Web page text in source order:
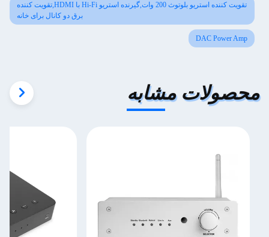
تقویت کننده استریو بلوتوث 200 وات,گیرنده استریو Hi-Fi با HDMI,تقویت کننده
برق دو کانال برای خانه
DAC Power Amp
محصولات مشابه